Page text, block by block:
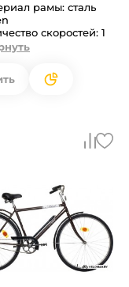
рамы: сталь
скоростей: 1